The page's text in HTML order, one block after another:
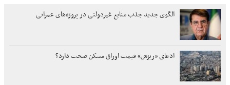
الگوی جدید جذب منابع غیردولتی در پروژه‌های عمرانی
ادعای «ریزش» قیمت اوراق مسکن صحت دارد؟